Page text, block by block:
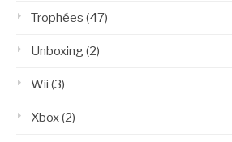
Trophées (47)
Unboxing(2)
Wii (3)
Xbox(2)